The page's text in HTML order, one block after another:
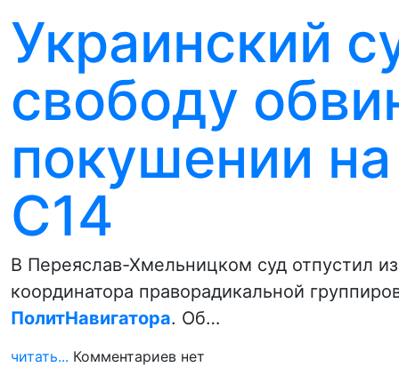
Украинский
свободу
покушении
С14
В Переяслав-Хмельницком суд отпустил
координатора праворадикальной
ПолитНавигатора. Об…
читать... Комментариев нет